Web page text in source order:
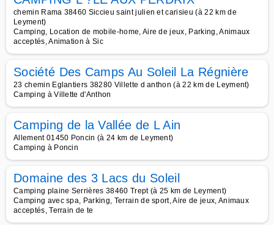
chemin Rama 38460 Siccieu saint julien et carisieu (à 22 km de
Leyment)
Camping, Location de mobile-home, Aire de jeux, Parking, Animaux
acceptés, Animation à Sic
Société Des Camps Au Soleil La Régnière
23 chemin Eglantiers 38280 Villette d anthon (à 22 km de Leyment)
Camping à Villette d'Anthon
Camping de la Vallée de L Ain
Allement 01450 Poncin (à 24 km de Leyment)
Camping à Poncin
Domaine des 3 Lacs du Soleil
Camping plaine Serrières 38460 Trept (à 25 km de Leyment)
Camping avec spa, Parking, Terrain de sport, Aire de jeux, Animaux
acceptés, Terrain de te